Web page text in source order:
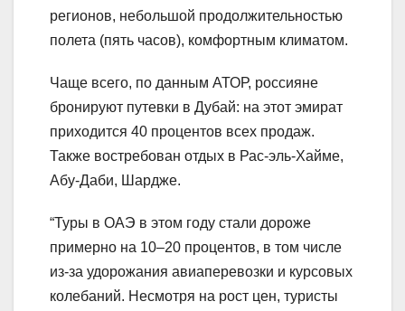
регионов, небольшой продолжительностью
полета (пять часов), комфортным климатом.
Чаще всего, по данным АТОР, россияне
бронируют путевки в Дубай: на этот эмират
приходится 40 процентов всех продаж.
Также востребован отдых в Рас-эль-Хайме,
Абу-Даби, Шардже.
“Туры в ОАЭ в этом году стали дороже
примерно на 10–20 процентов, в том числе
из-за удорожания авиаперевозки и курсовых
колебаний. Несмотря на рост цен, туристы